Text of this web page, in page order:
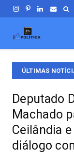
ÚLTIMAS
interrompido
Deputado
Machado
Ceilândia
diálogo